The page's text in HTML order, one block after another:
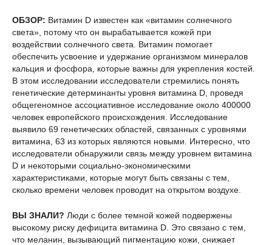
ОБЗОР: Витамин D известен как «витамин солнечного
света», потому что он вырабатывается кожей при
воздействии солнечного света. Витамин помогает
обеспечить усвоение и удержание организмом минералов
кальция и фосфора, которые важны для укрепления костей.
В этом исследовании исследователи стремились понять
генетические детерминанты уровня витамина D, проведя
общегеномное ассоциативное исследование около 400000
человек европейского происхождения. Исследование
выявило 69 генетических областей, связанных с уровнями
витамина, 63 из которых являются новыми. Интересно, что
исследователи обнаружили связь между уровнем витамина
D и некоторыми социально-экономическими
характеристиками, которые могут быть связаны с тем,
сколько времени человек проводит на открытом воздухе.
ВЫ ЗНАЛИ? Люди с более темной кожей подвержены
высокому риску дефицита витамина D. Это связано с тем,
что меланин, вызывающий пигментацию кожи, снижает